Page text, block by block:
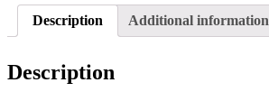
Description Additional information
Description